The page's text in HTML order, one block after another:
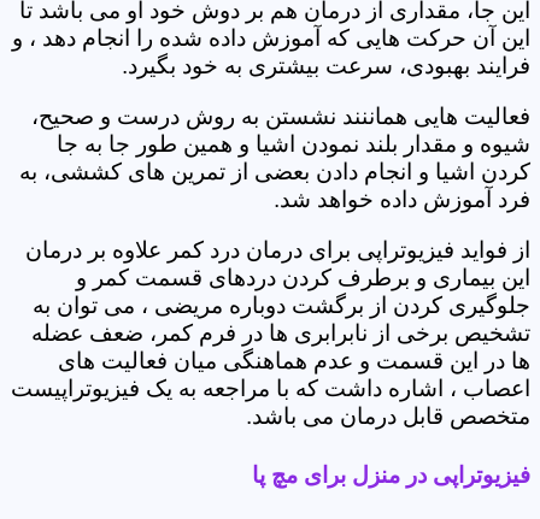
این جا، مقداری از درمان هم بر دوش خود او می باشد تا
این آن حرکت هایی که آموزش داده شده را انجام دهد ، و
فرایند بهبودی، سرعت بیشتری به خود بگیرد.
فعالیت هایی هماننند نشستن به روش درست و صحیح،
شیوه و مقدار بلند نمودن اشیا و همین طور جا به جا
کردن اشیا و انجام دادن بعضی از تمرین های کششی، به
فرد آموزش داده خواهد شد.
از فواید فیزیوتراپی برای درمان درد کمر علاوه بر درمان
این بیماری و برطرف کردن دردهای قسمت کمر و
جلوگیری کردن از برگشت دوباره مریضی ، می توان به
تشخیص برخی از نابرابری ها در فرم کمر، ضعف عضله
ها در این قسمت و عدم هماهنگی میان فعالیت های
اعصاب ، اشاره داشت که با مراجعه به یک فیزیوتراپیست
متخصص قابل درمان می باشد.
فیزیوتراپی در منزل برای مچ پا